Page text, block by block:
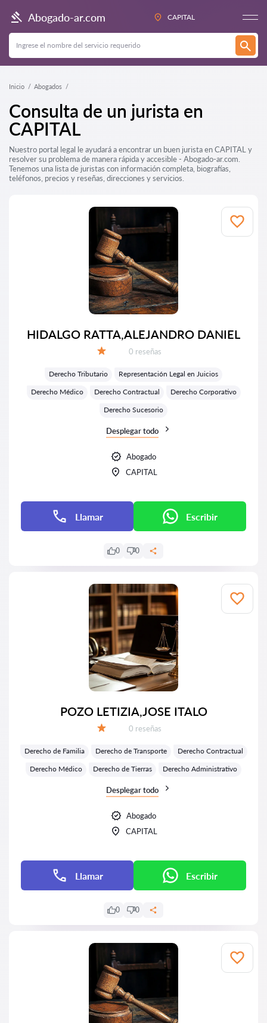
Abogado-ar.com CAPITAL
Inicio Abogados
Consulta de un jurista en
CAPITAL
Nuestro portal legal le ayudará a encontrar un buen jurista en CAPITAL y
resolver su problema de manera rápida y accesible - Abogado-ar.com.
Tenemos una lista de juristas con información completa, biografías,
teléfonos, precios y reseñas, direcciones y servicios.
HIDALGO RATTA,ALEJANDRO DANIEL
Número de reseñas:
0 reseñas
Derecho Tributario
Representación Legal en Juicios
Derecho Médico
Derecho Contractual
Derecho Corporativo
Derecho Sucesorio
Desplegar todo
Abogado
CAPITAL
Llamar Escribir
0 0
POZO LETIZIA,JOSE ITALO
Número de reseñas:
0 reseñas
Derecho de Familia Derecho de Transporte
Derecho Contractual
Derecho Médico
Derecho de Tierras Derecho Administrativo
Desplegar todo
Abogado
CAPITAL
Llamar Escribir
0 0